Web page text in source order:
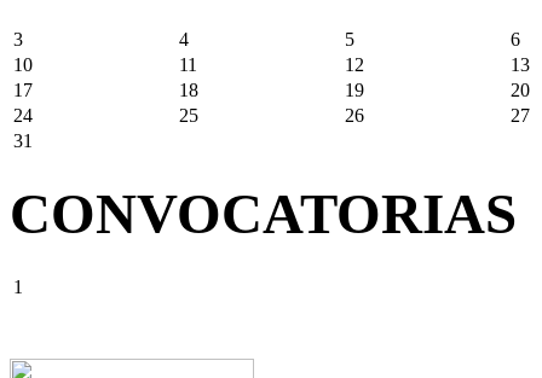
3 4 5
6
10
11 12
13
17
18 19
20
24
25 26
27
31
CONVOCATORIAS
1